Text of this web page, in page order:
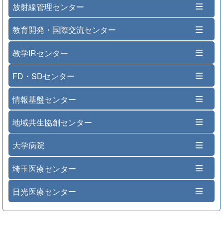
放射線管理センター
教育開発・国際交流センター
教学IRセンター
FD・SDセンター
情報基盤センター
地域共生協創センター
大学病院
埼玉医療センター
日光医療センター